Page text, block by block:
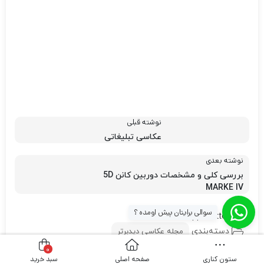
نوشته قبلی
عکاسی تبلیغاتی
نوشته بعدی
بررسی کلی و مشخصات دوربین کانن 5D
MARKE IV
دسته‌بندی مجله عکاسی دیدبرتر
اشتراک گذاری
[whatsapp_buttons] سوالی برایتان پیش اومده ؟
ستون کناری صفحه اصلی
0
سبد خرید